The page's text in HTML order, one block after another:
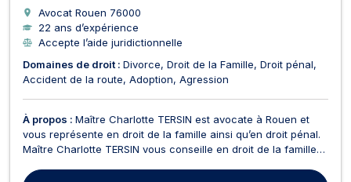
Avocat Rouen 76000
22 ans d’expérience
Accepte l’aide juridictionnelle
Domaines de droit : Divorce Droit de la Famille Droit pénal
Accident de la route Adoption Agression
À propos : Maître Charlotte TERSIN est avocate à Rouen et
vous représente en droit de la famille ainsi qu’en droit pénal.
Maître Charlotte TERSIN vous conseille en droit de la famille
liquidation du régime matrimonial. De même, elle est